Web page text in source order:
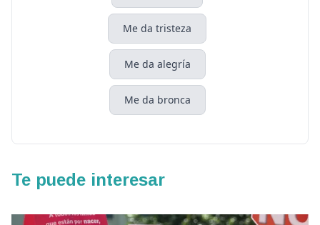
Me da tristeza
Me da alegría
Me da bronca
Te puede interesar